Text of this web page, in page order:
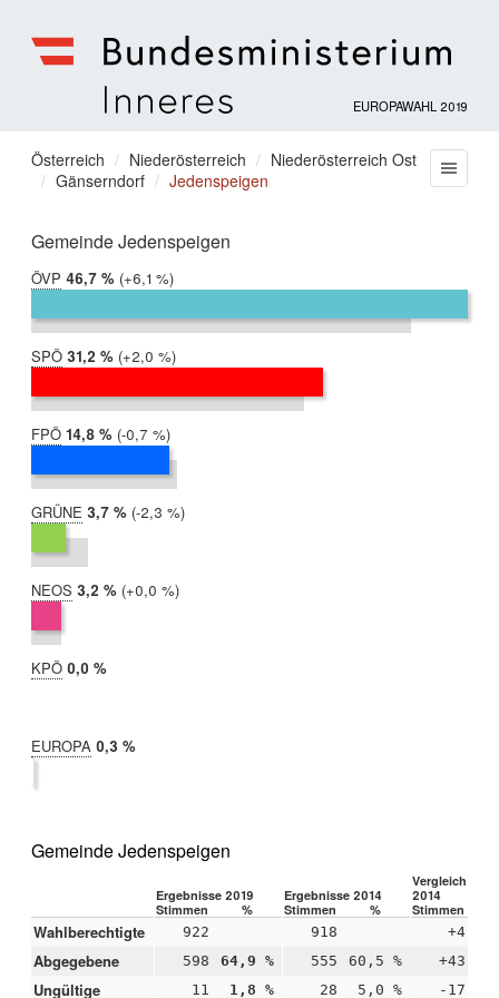
für
Inneres
EUROPAWAHL 2019
Sie
befinden
hier:
Österreich Niederösterreich
Niederösterreich Ost
Gänserndorf
Jedenspeigen
Gemeinde Jedenspeigen
ÖVP 2019:
46,7 %
2014:
40,6 %
Differenz:
+6,1 %
SPÖ 2019:
31,2 %
2014:
29,2 %
Differenz:
+2,0 %
FPÖ 2019:
14,8 %
2014:
15,6 %
Differenz:
-0,7 %
GRÜNE 2019:
3,7 %
2014:
6,1 %
Differenz:
-2,3 %
NEOS 2019:
3,2 %
2014:
3,2 %
Differenz:
+0,0 %
KPÖ 2019:
0,0 %
EUROPA 2019:
0,3 %
Gemeinde Jedenspeigen
Ergebnisse 2019 Ergebnisse 2014
Vergleich
2014
Stimmen
% Stimmen % Stimmen
Wahlberechtigte 922 918 +4
Abgegebene 598 64,9 % 555 60,5 % +43
Ungültige 11 1,8 % 28 5,0 % -17